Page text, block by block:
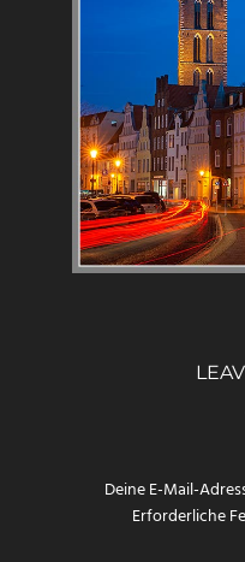
Deine E-Mail-
Erforderliche